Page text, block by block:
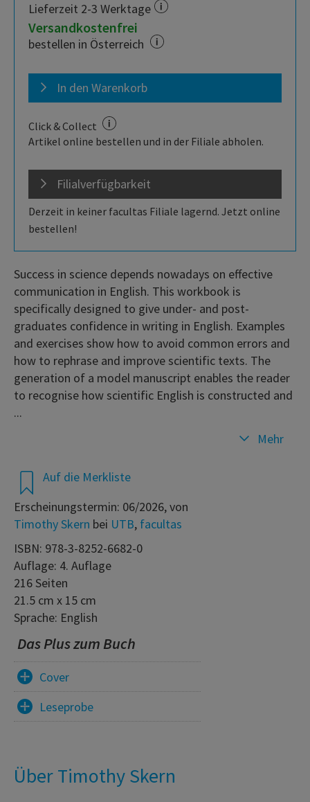
Lieferzeit 2-3 Werktage
Versandkostenfrei
bestellen in Österreich
In den Warenkorb
Click & Collect
Artikel online bestellen und in der Filiale abholen.
Filialverfügbarkeit
Derzeit in keiner facultas Filiale lagernd. Jetzt online
bestellen!
Auf die Merkliste
Erscheinungstermin: 06/2026, von
Timothy Skern bei UTB, facultas
ISBN: 978-3-8252-6682-0
Auflage: 4. Auflage
216 Seiten
21.5 cm x 15 cm
Sprache: English
Das Plus zum Buch
Cover
Leseprobe
Success in science depends nowadays on effective
communication in English. This workbook is
specifically designed to give under- and post-
graduates confidence in writing in English. Examples
and exercises show how to avoid common errors and
how to rephrase and improve scientific texts. The
generation of a model manuscript enables the reader
to recognise how scientific English is constructed and
...
Mehr
Über Timothy Skern